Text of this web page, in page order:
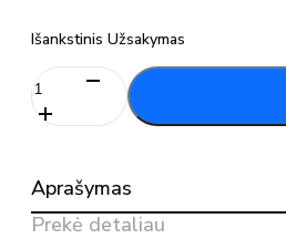
Išankstinis Užsakymas
produkto
kiekis:
Darbo
R4
ROLLER
Aprašymas
Prekė detaliau